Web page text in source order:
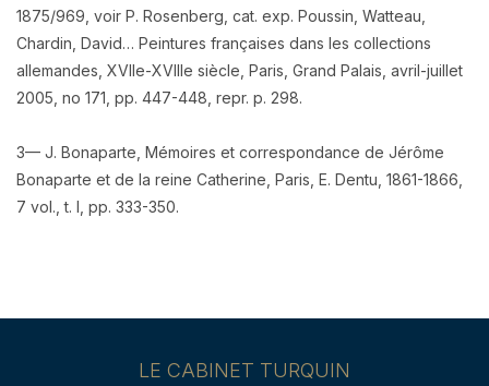
1875/969, voir P. Rosenberg, cat. exp. Poussin, Watteau,
Chardin, David… Peintures françaises dans les collections
allemandes, XVIIe-XVIIIe siècle, Paris, Grand Palais, avril-juillet
2005, no 171, pp. 447-448, repr. p. 298.
3— J. Bonaparte, Mémoires et correspondance de Jérôme
Bonaparte et de la reine Catherine, Paris, E. Dentu, 1861-1866,
7 vol., t. I, pp. 333-350.
LE CABINET TURQUIN